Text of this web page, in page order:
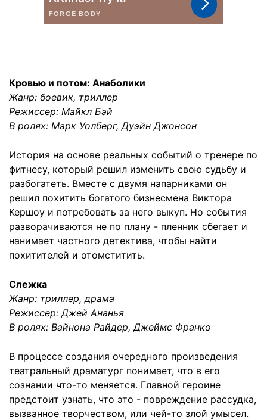
Кровью и потом: Анаболики
Жанр: боевик, триллер
Режиссер: Майкл Бэй
В ролях: Марк Уолберг, Дуэйн Джонсон
История на основе реальных событий о тренере по
фитнесу, который решил изменить свою судьбу и
разбогатеть. Вместе с двумя напарниками он
решил похитить богатого бизнесмена Виктора
Кершоу и потребовать за него выкуп. Но события
разворачиваются не по плану - пленник сбегает и
нанимает частного детектива, чтобы найти
похитителей и отомститить.
Слежка
Жанр: триллер, драма
Режиссер: Джей Ананья
В ролях: Вайнона Райдер, Джеймс Франко
В процессе создания очередного произведения
театральный драматург понимает, что в его
сознании что-то меняется. Главной героине
предстоит узнать, что это - повреждение рассудка,
вызванное творчеством, или чей-то злой умысел.